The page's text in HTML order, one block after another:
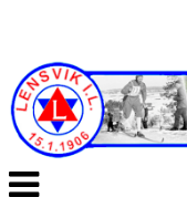
Veksle
navigasjon